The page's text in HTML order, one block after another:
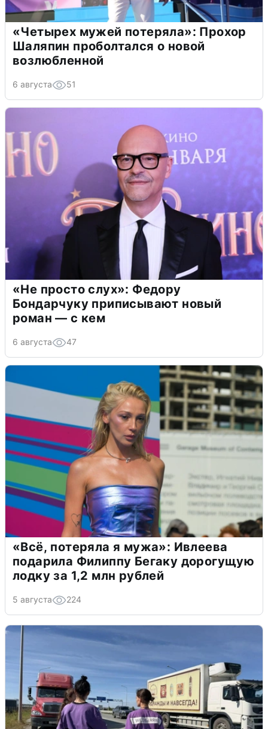
«Четырех мужей потеряла»: Прохор
Шаляпин проболтался о новой
возлюбленной
6 августа 51
«Не просто слух»: Федору
Бондарчуку приписывают новый
роман — с кем
6 августа 47
«Всё, потеряла я мужа»: Ивлеева
подарила Филиппу Бегаку дорогущую
лодку за 1,2 млн рублей
5 августа 224